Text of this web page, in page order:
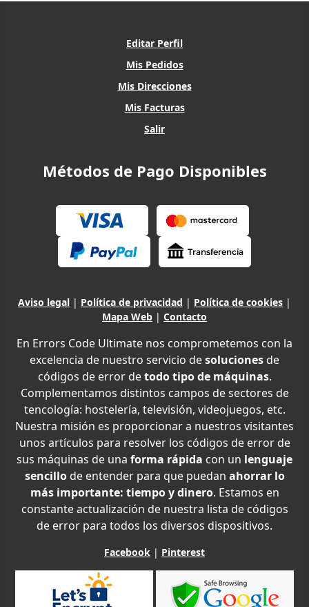
Editar Perfil
Mis Pedidos
Mis Direcciones
Mis Facturas
Salir
Métodos de Pago Disponibles
Aviso legal | Política de privacidad | Política de cookies |
Mapa Web | Contacto
En Errors Code Ultimate nos comprometemos con la
excelencia de nuestro servicio desoluciones de
códigos de error detodo tipo de máquinas.
Complementamos distintos campos de sectores de
tencología: hostelería, televisión, videojuegos, etc.
Nuestra misión es proporcionar a nuestros visitantes
unos artículos para resolver los códigos de error de
sus máquinas de una forma rápida con un lenguaje
sencillode entender para que puedan ahorrar lo
más importante: tiempo y dinero. Estamos en
constante actualización de nuestra lista de códigos
de error para todos los diversos dispositivos.
Facebook | Pinterest